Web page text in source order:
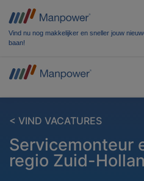
Vind nu nog makkelijker en sneller jouw
baan!
< VIND VACATURES
Servicemonteur
regio Zuid-